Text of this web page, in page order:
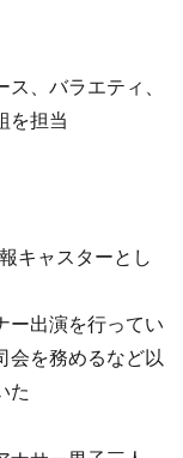
、バラエティ、
を担当
キャスターとし
ー出演を行ってい
会を務めるなど以
た